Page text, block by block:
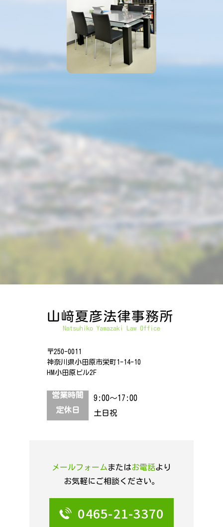
〒250-0011
神奈川県小田原市栄町1-14-10
HM小田原ビル2F
営業時間
9:00～17:00
定休日
土日祝
メールフォームまたはお電話より
お気軽にご相談ください。
0465-21-3370